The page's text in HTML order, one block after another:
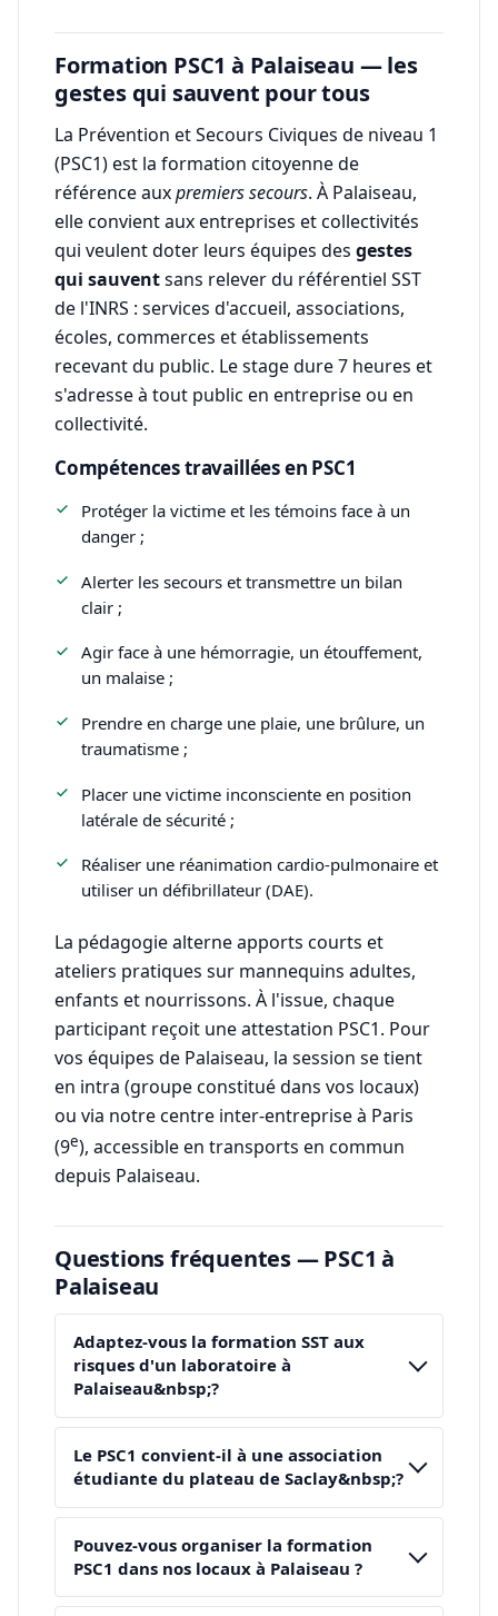
Formation PSC1 à Palaiseau — les
gestes qui sauvent pour tous
La Prévention et Secours Civiques de niveau 1
(PSC1) est la formation citoyenne de
référence auxpremiers secours. À Palaiseau,
elle convient aux entreprises et collectivités
qui veulent doter leurs équipes des gestes
qui sauventsans relever du référentiel SST
de l'INRS : services d'accueil, associations,
écoles, commerces et établissements
recevant du public. Le stage dure 7 heures et
s'adresse à tout public en entreprise ou en
collectivité.
Compétences travaillées en PSC1
Protéger la victime et les témoins face à un
danger ;
Alerter les secours et transmettre un bilan
clair ;
Agir face à une hémorragie, un étouffement,
un malaise ;
Prendre en charge une plaie, une brûlure, un
traumatisme ;
Placer une victime inconsciente en position
latérale de sécurité ;
Réaliser une réanimation cardio-pulmonaire et
utiliser un défibrillateur (DAE).
La pédagogie alterne apports courts et
ateliers pratiques sur mannequins adultes,
enfants et nourrissons. À l'issue, chaque
participant reçoit une attestation PSC1. Pour
vos équipes de Palaiseau, la session se tient
en intra (groupe constitué dans vos locaux)
ou via notre centre inter-entreprise à Paris
(9e), accessible en transports en commun
depuis Palaiseau.
Questions fréquentes — PSC1 à
Palaiseau
Adaptez-vous la formation SST aux
risques d'un laboratoire à
Palaiseau&nbsp;?
Le PSC1 convient-il à une association
étudiante du plateau de Saclay&nbsp;?
Pouvez-vous organiser la formation
PSC1 dans nos locaux à Palaiseau ?